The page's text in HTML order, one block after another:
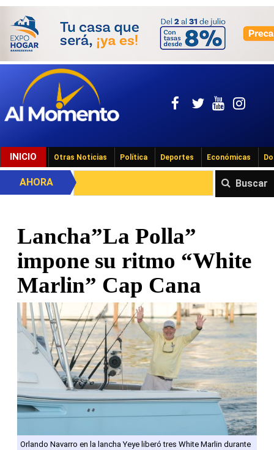
INICIO Otras Noticias Política Deportes Económicas
Buscar
AHORA
Lancha”La Polla”
impone su ritmo “White
Marlin” Cap Cana
Orlando Navarro en la lancha Yeye liberó tres White Marlin durante